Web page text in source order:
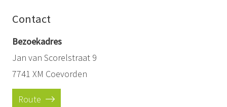
Contact
Bezoekadres
Jan van Scorelstraat 9
7741 XM Coevorden
Route